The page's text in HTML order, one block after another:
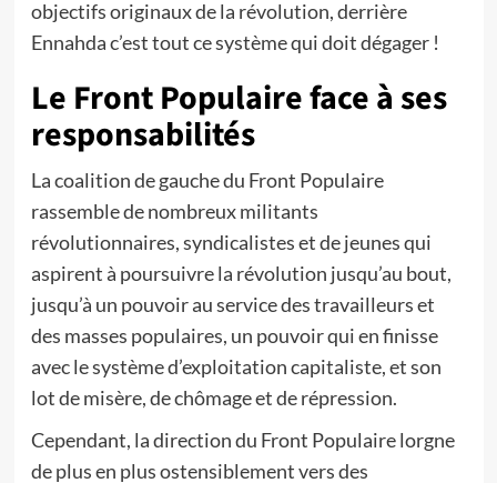
objectifs originaux de la révolution, derrière
Ennahda c’est tout ce système qui doit dégager !
Le Front Populaire face à ses
responsabilités
La coalition de gauche du Front Populaire
rassemble de nombreux militants
révolutionnaires, syndicalistes et de jeunes qui
aspirent à poursuivre la révolution jusqu’au bout,
jusqu’à un pouvoir au service des travailleurs et
des masses populaires, un pouvoir qui en finisse
avec le système d’exploitation capitaliste, et son
lot de misère, de chômage et de répression.
Cependant, la direction du Front Populaire lorgne
de plus en plus ostensiblement vers des